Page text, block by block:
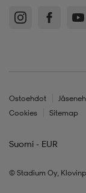
Ostoehdot
Cookies
Sitemap
Suomi - EUR
© Stadium Oy,